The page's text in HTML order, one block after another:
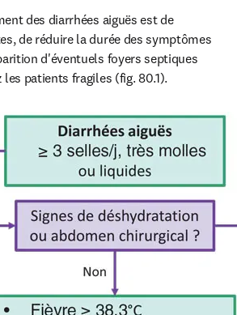
des diarrhées aiguës est de
de réduire la durée des symptômes
d'éventuels foyers septiques
patients fragiles (fig. 80.1).